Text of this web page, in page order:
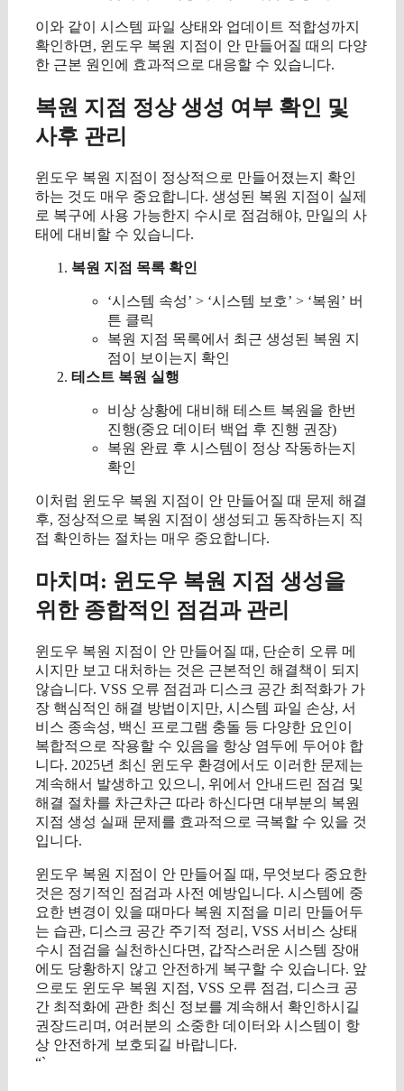
이와 같이 시스템 파일 상태와 업데이트 적합성까지
확인하면, 윈도우 복원 지점이 안 만들어질 때의 다양
한 근본 원인에 효과적으로 대응할 수 있습니다.
복원 지점 정상 생성 여부 확인 및
사후 관리
윈도우 복원 지점이 정상적으로 만들어졌는지 확인
하는 것도 매우 중요합니다. 생성된 복원 지점이 실제
로 복구에 사용 가능한지 수시로 점검해야, 만일의 사
태에 대비할 수 있습니다.
복원 지점 목록 확인
‘시스템 속성’ > ‘시스템 보호’ > ‘복원’ 버
튼 클릭
복원 지점 목록에서 최근 생성된 복원 지
점이 보이는지 확인
테스트 복원 실행
비상 상황에 대비해 테스트 복원을 한번
진행(중요 데이터 백업 후 진행 권장)
복원 완료 후 시스템이 정상 작동하는지
확인
이처럼 윈도우 복원 지점이 안 만들어질 때 문제 해결
후, 정상적으로 복원 지점이 생성되고 동작하는지 직
접 확인하는 절차는 매우 중요합니다.
마치며: 윈도우 복원 지점 생성을
위한 종합적인 점검과 관리
윈도우 복원 지점이 안 만들어질 때, 단순히 오류 메
시지만 보고 대처하는 것은 근본적인 해결책이 되지
않습니다. VSS 오류 점검과 디스크 공간 최적화가 가
장 핵심적인 해결 방법이지만, 시스템 파일 손상, 서
비스 종속성, 백신 프로그램 충돌 등 다양한 요인이
복합적으로 작용할 수 있음을 항상 염두에 두어야 합
니다. 2025년 최신 윈도우 환경에서도 이러한 문제는
계속해서 발생하고 있으니, 위에서 안내드린 점검 및
해결 절차를 차근차근 따라 하신다면 대부분의 복원
지점 생성 실패 문제를 효과적으로 극복할 수 있을 것
입니다.
윈도우 복원 지점이 안 만들어질 때, 무엇보다 중요한
것은 정기적인 점검과 사전 예방입니다. 시스템에 중
요한 변경이 있을 때마다 복원 지점을 미리 만들어두
는 습관, 디스크 공간 주기적 정리, VSS 서비스 상태
수시 점검을 실천하신다면, 갑작스러운 시스템 장애
에도 당황하지 않고 안전하게 복구할 수 있습니다. 앞
으로도 윈도우 복원 지점, VSS 오류 점검, 디스크 공
간 최적화에 관한 최신 정보를 계속해서 확인하시길
권장드리며, 여러분의 소중한 데이터와 시스템이 항
상 안전하게 보호되길 바랍니다.
“`